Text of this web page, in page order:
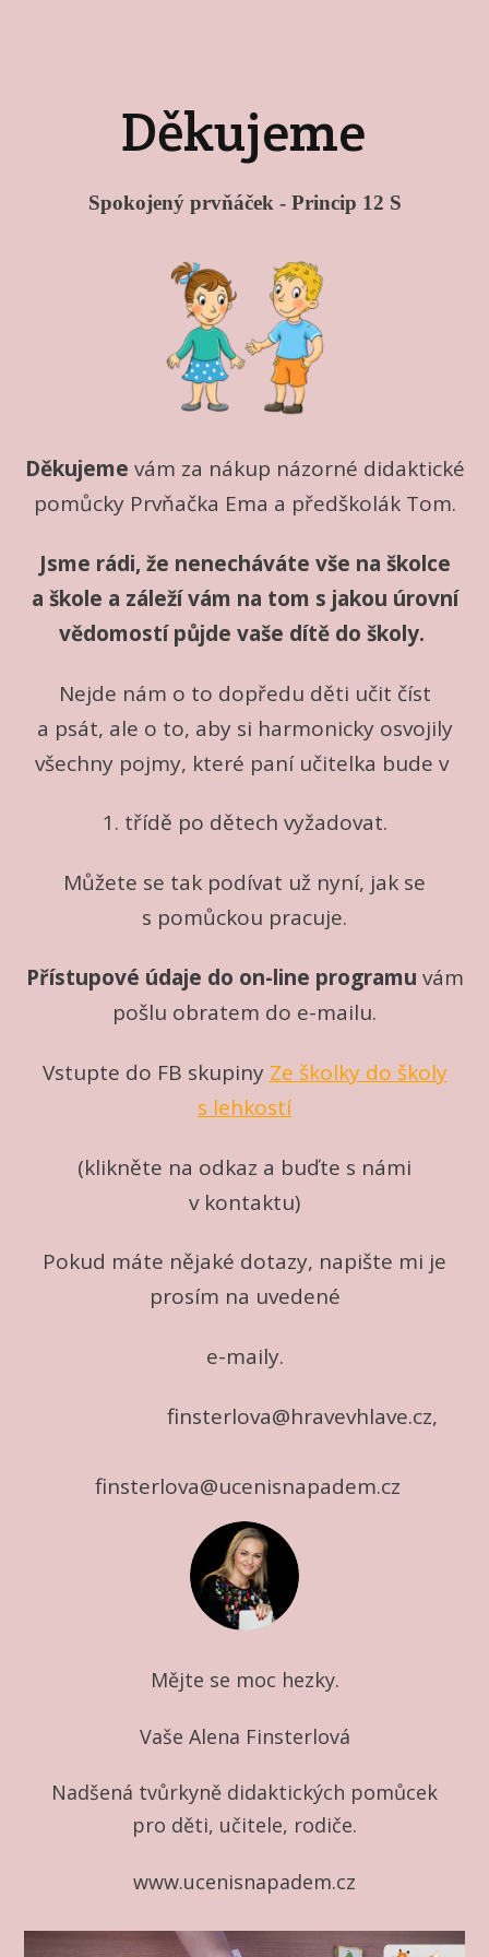
Děkujeme
Spokojený prvňáček - Princip 12 S
Děkujeme vám za nákup názorné didaktické
pomůcky Prvňačka Ema a předškolák Tom.
Jsme rádi, že nenecháváte vše na školce
a škole a záleží vám na tom s jakou úrovní
vědomostí půjde vaše dítě do školy.
Nejde nám o to dopředu děti učit číst
a psát, ale o to, aby si harmonicky osvojily
všechny pojmy, které paní učitelka bude v
1. třídě po dětech vyžadovat.
Můžete se tak podívat už nyní, jak se
s pomůckou pracuje.
Přístupové údaje do on-line programu vám
pošlu obratem do e-mailu.
Vstupte do FB skupiny Ze školky do školy
s lehkostí
(klikněte na odkaz a buďte s námi
v kontaktu)
Pokud máte nějaké dotazy, napište mi je
prosím na uvedené
e-maily.
finsterlova@hravevhlave.cz,
finsterlova@ucenisnapadem.cz
Mějte se moc hezky.
Vaše Alena Finsterlová
Nadšená tvůrkyně didaktických pomůcek
pro děti, učitele, rodiče.
www.ucenisnapadem.cz
Video